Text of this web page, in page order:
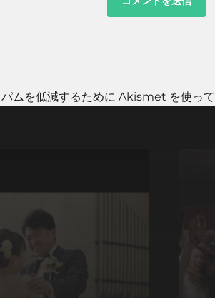
ムを低減するために Akismet を使って